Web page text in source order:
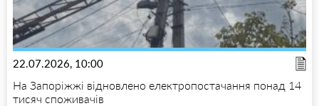
22.07.2026, 10:00
На Запоріжжі відновлено електропостачання понад 14
тисяч споживачів